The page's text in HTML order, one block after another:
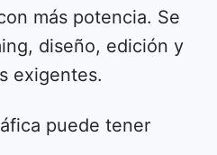
más potencia. Se
diseño, edición y
exigentes.
puede tener